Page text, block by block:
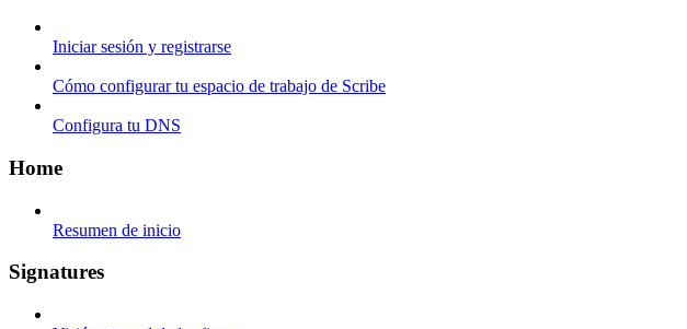
Iniciar sesión y registrarse
Cómo configurar tu espacio de trabajo de Scribe
Configura tu DNS
Home
Resumen de inicio
Signatures